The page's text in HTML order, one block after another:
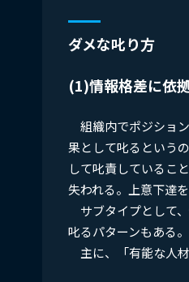
ダメな叱り方
(1)情報格差に依
組織内でポジショ
果として叱るという
して叱責しているこ
失われる。上意下達
サブタイプとして
叱るパターンもある。
主に、「有能な人